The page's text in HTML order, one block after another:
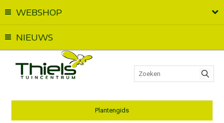
WEBSHOP
NIEUWS
Plantengids